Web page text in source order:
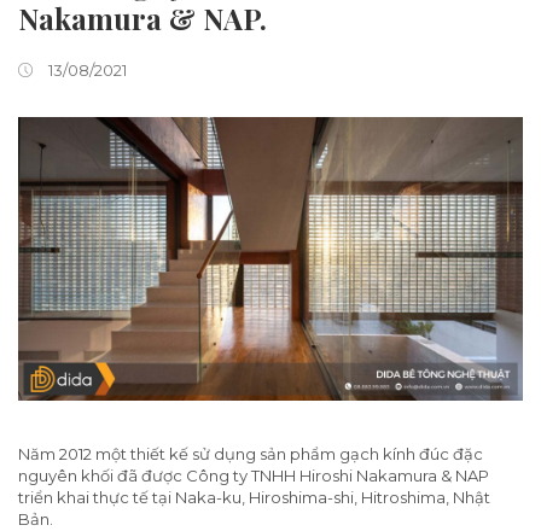
Nakamura & NAP.
13/08/2021
Năm 2012 một thiết kế sử dụng sản phẩm gạch kính đúc đặc
nguyên khối đã được Công ty TNHH Hiroshi Nakamura & NAP
triển khai thực tế tại Naka-ku, Hiroshima-shi, Hitroshima, Nhật
Bản.